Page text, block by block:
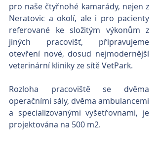
pro naše čtyřnohé kamarády, nejen z
Neratovic a okolí, ale i pro pacienty
referované ke složitým výkonům z
jiných pracovišť, připravujeme
otevření nové, dosud nejmodernější
veterinární kliniky ze sítě VetPark.
Rozloha pracoviště se dvěma
operačními sály, dvěma ambulancemi
a specializovanými vyšetřovnami, je
projektována na 500 m2.